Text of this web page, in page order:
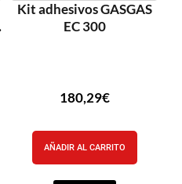
Kit adhesivos GASGAS
EC 300
180,29€
AÑADIR AL CARRITO